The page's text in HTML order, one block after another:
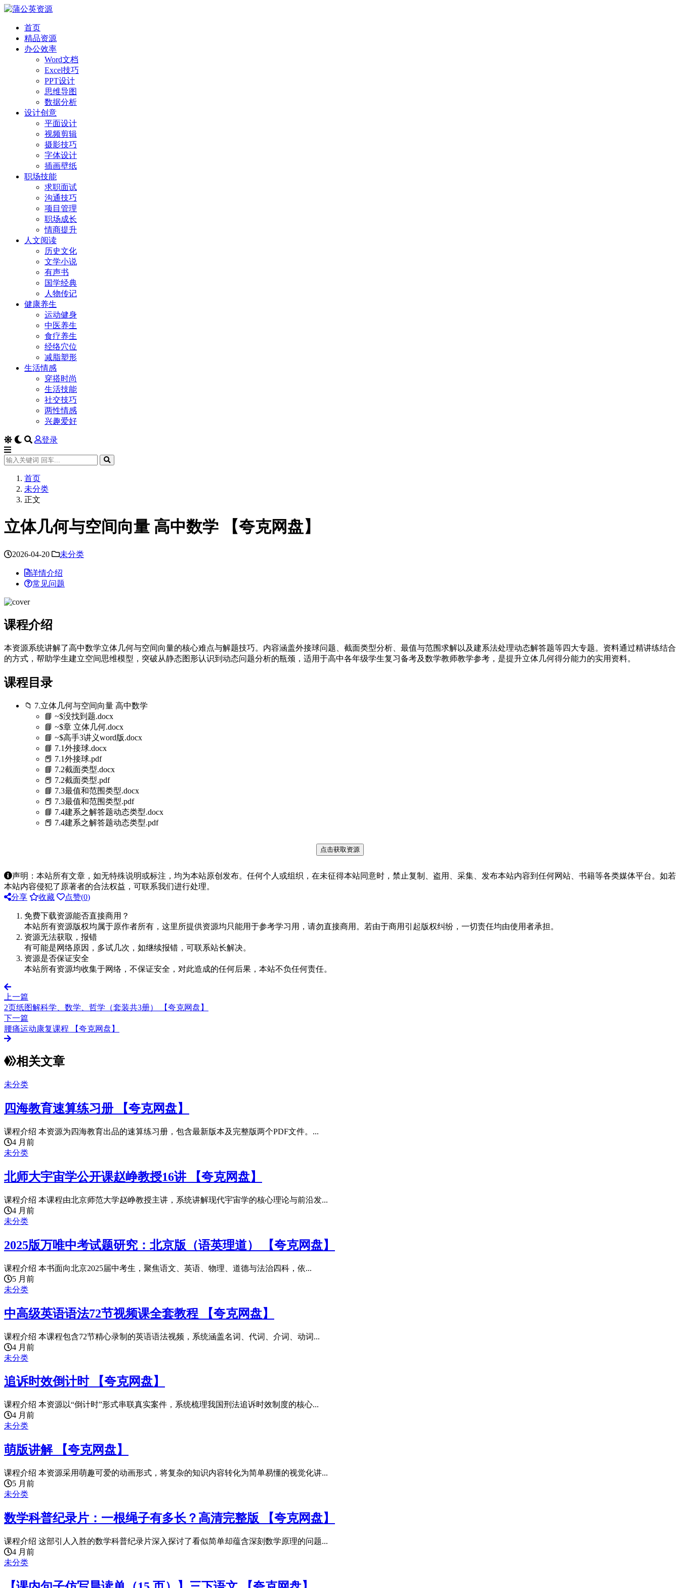
首页
精品资源
办公效率
Word文档
Excel技巧
PPT设计
思维导图
数据分析
设计创意
平面设计
视频剪辑
摄影技巧
字体设计
插画壁纸
职场技能
求职面试
沟通技巧
项目管理
职场成长
情商提升
人文阅读
历史文化
文学小说
有声书
国学经典
人物传记
健康养生
运动健身
中医养生
食疗养生
经络穴位
减脂塑形
生活情感
穿搭时尚
生活技能
社交技巧
两性情感
兴趣爱好
登录
首页
未分类
正文
立体几何与空间向量 高中数学 【夸克网盘】
2026-04-20 未分类
详情介绍
常见问题
课程介绍
本资源系统讲解了高中数学立体几何与空间向量的核心难点与解题技巧。内容涵盖外接球问题、截面类型分析、最值与范围求解以及建系法处理动态解答题等四大专题。资料通过精讲练结合
的方式，帮助学生建立空间思维模型，突破从静态图形认识到动态问题分析的瓶颈，适用于高中各年级学生复习备考及数学教师教学参考，是提升立体几何得分能力的实用资料。
课程目录
📁 7.立体几何与空间向量 高中数学
📘 ~$没找到题.docx
📘 ~$章 立体几何.docx
📘 ~$高手3讲义word版.docx
📘 7.1外接球.docx
📕 7.1外接球.pdf
📘 7.2截面类型.docx
📕 7.2截面类型.pdf
📘 7.3最值和范围类型.docx
📕 7.3最值和范围类型.pdf
📘 7.4建系之解答题动态类型.docx
📕 7.4建系之解答题动态类型.pdf
点击获取资源
声明：本站所有文章，如无特殊说明或标注，均为本站原创发布。任何个人或组织，在未征得本站同意时，禁止复制、盗用、采集、发布本站内容到任何网站、书籍等各类媒体平台。如若
本站内容侵犯了原著者的合法权益，可联系我们进行处理。
分享
收藏 点赞(0)
免费下载资源能否直接商用？
本站所有资源版权均属于原作者所有，这里所提供资源均只能用于参考学习用，请勿直接商用。若由于商用引起版权纠纷，一切责任均由使用者承担。
资源无法获取，报错
有可能是网络原因，多试几次，如继续报错，可联系站长解决。
资源是否保证安全
本站所有资源均收集于网络，不保证安全，对此造成的任何后果，本站不负任何责任。
上一篇
2页纸图解科学、数学、哲学（套装共3册） 【夸克网盘】
下一篇
腰痛运动康复课程 【夸克网盘】
相关文章
未分类
四海教育速算练习册 【夸克网盘】
课程介绍 本资源为四海教育出品的速算练习册，包含最新版本及完整版两个PDF文件。...
4 月前
未分类
北师大宇宙学公开课赵峥教授16讲 【夸克网盘】
课程介绍 本课程由北京师范大学赵峥教授主讲，系统讲解现代宇宙学的核心理论与前沿发...
4 月前
未分类
2025版万唯中考试题研究：北京版（语英理道） 【夸克网盘】
课程介绍 本书面向北京2025届中考生，聚焦语文、英语、物理、道德与法治四科，依...
5 月前
未分类
中高级英语语法72节视频课全套教程 【夸克网盘】
课程介绍 本课程包含72节精心录制的英语语法视频，系统涵盖名词、代词、介词、动词...
4 月前
未分类
追诉时效倒计时 【夸克网盘】
课程介绍 本资源以“倒计时”形式串联真实案件，系统梳理我国刑法追诉时效制度的核心...
4 月前
未分类
萌版讲解 【夸克网盘】
课程介绍 本资源采用萌趣可爱的动画形式，将复杂的知识内容转化为简单易懂的视觉化讲...
5 月前
未分类
数学科普纪录片：一根绳子有多长？高清完整版 【夸克网盘】
课程介绍 这部引人入胜的数学科普纪录片深入探讨了看似简单却蕴含深刻数学原理的问题...
4 月前
未分类